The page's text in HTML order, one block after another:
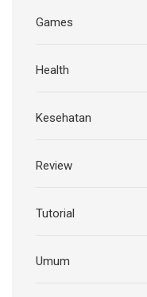
Games
Health
Kesehatan
Review
Tutorial
Umum